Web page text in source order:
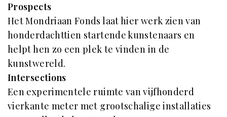
Prospects
Het Mondriaan Fonds laat hier werk zien van
honderdachttien startende kunstenaars en
helpt hen zo een plek te vinden in de
kunstwereld.
Intersections
Een experimentele ruimte van vijfhonderd
vierkante meter met grootschalige installaties